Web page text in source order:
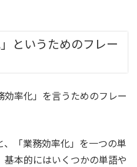
というためのフレー
率化」を言うためのフレー
「業務効率化」を一つの単
本的にはいくつかの単語や